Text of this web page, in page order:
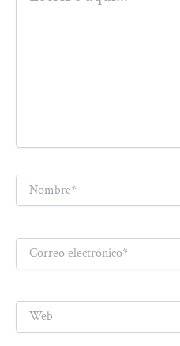
Nombre*
Correo
electrónico*
Web